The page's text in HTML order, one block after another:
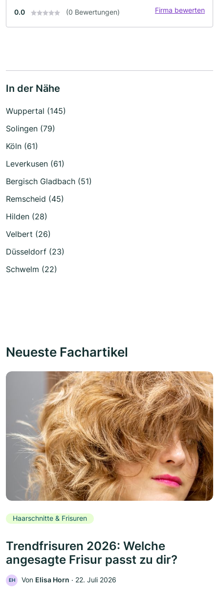
0.0 (0 Bewertungen) Firma bewerten
In der Nähe
Wuppertal (145)
Solingen (79)
Köln (61)
Leverkusen (61)
Bergisch Gladbach (51)
Remscheid (45)
Hilden (28)
Velbert (26)
Düsseldorf (23)
Schwelm (22)
Neueste Fachartikel
Haarschnitte & Frisuren
Trendfrisuren 2026: Welche
angesagte Frisur passt zu dir?
EH Von Elisa Horn ‧ 22. Juli 2026